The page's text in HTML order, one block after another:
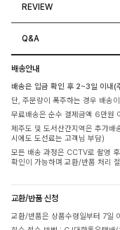
REVIEW
Q&A
배송안내
배송은 입금 확인 후 2~3일 이내(
단, 주문량이 폭주하는 경우 배송
무료배송은 순수 결제금액 6만원
제주도 및 도서산간지역은 추가
시에도 도선료는 고객님 부담)
모든 배송 과정은 CCTV로 촬영
확인이 가능하며 교환/반품 처리
교환/반품 신청
교환/반품은 상품수령일부터 7일